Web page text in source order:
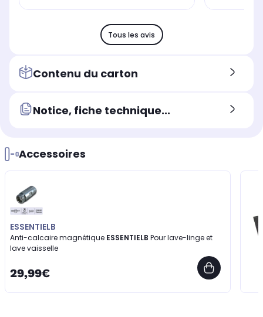
Tous les avis
Contenu du carton
Notice, fiche technique...
Accessoires
ESSENTIELB
Anti-calcaire magnétique ESSENTIELB
lave vaisselle
29,99€